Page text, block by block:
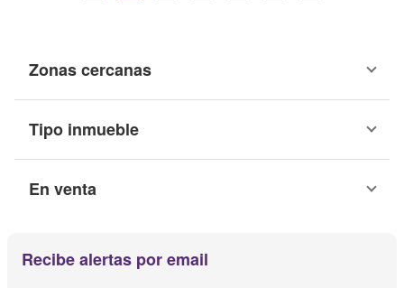
Zonas cercanas
Tipo inmueble
En venta
Recibe alertas por email